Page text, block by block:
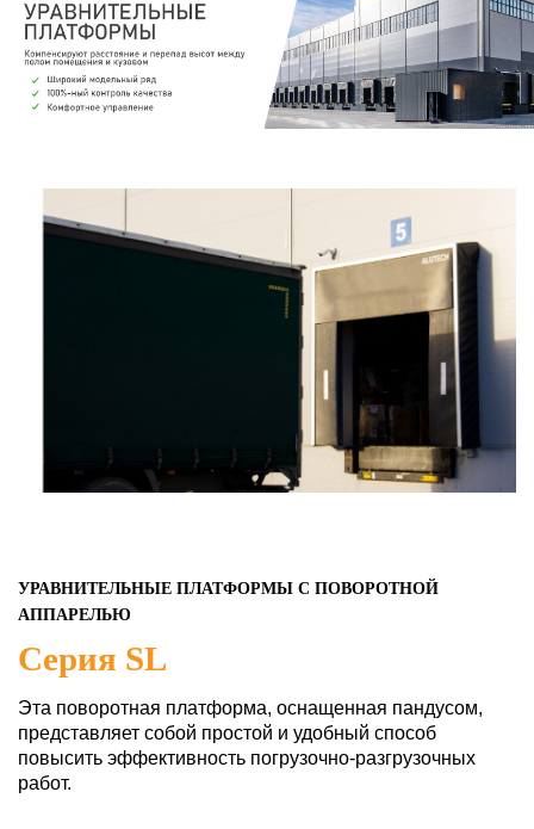
УРАВНИТЕЛЬНЫЕ ПЛАТФОРМЫ С ПОВОРОТНОЙ
АППАРЕЛЬЮ
Серия SL
Эта поворотная платформа, оснащенная пандусом,
представляет собой простой и удобный способ
повысить эффективность погрузочно-разгрузочных
работ.